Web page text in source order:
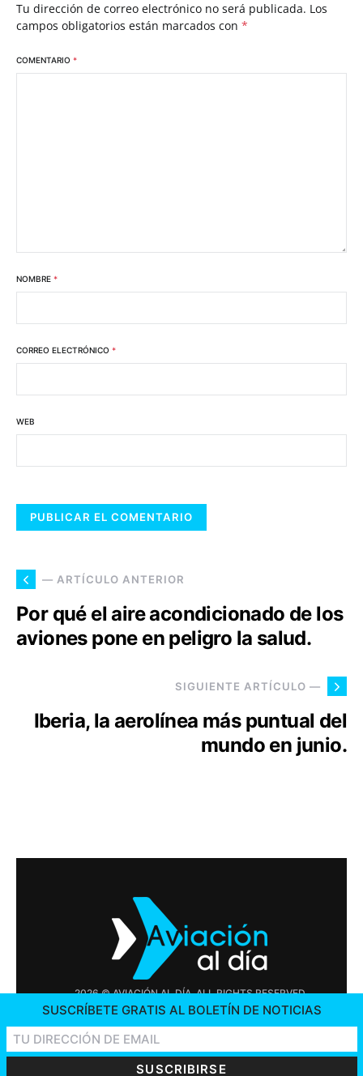
Tu dirección de correo electrónico no será publicada. Los
campos obligatorios están marcados con *
COMENTARIO *
NOMBRE *
CORREO ELECTRÓNICO *
WEB
— ARTÍCULO ANTERIOR
Por qué el aire acondicionado de los
aviones pone en peligro la salud.
SIGUIENTE ARTÍCULO —
Iberia, la aerolínea más puntual del
mundo en junio.
2026 © AVIACIÓN AL DÍA. ALL RIGHTS RESERVED
OFERTAS DE TRABAJO
SUSCRÍBETE GRATIS AL BOLETÍN DE NOTICIAS